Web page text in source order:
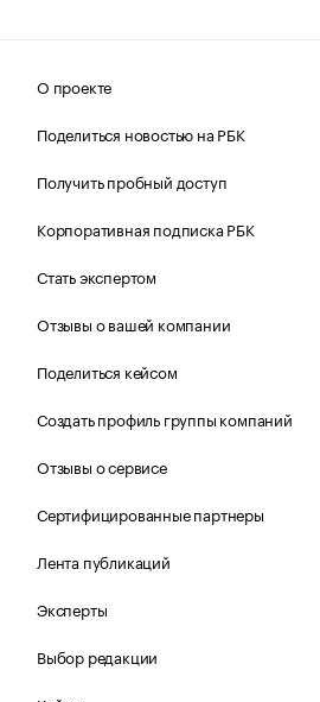
О проекте
Поделиться новостью на РБК
Получить пробный доступ
Корпоративная подписка РБК
Стать экспертом
Отзывы о вашей компании
Поделиться кейсом
Создать профиль группы компаний
Отзывы о сервисе
Сертифицированные партнеры
Лента публикаций
Эксперты
Выбор редакции